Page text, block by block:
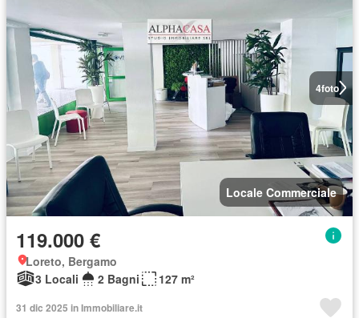
4foto
Locale Commerciale
119.000 €
Loreto, Bergamo
3 Locali
2 Bagni 127 m²
31 dic 2025 in Immobiliare.it